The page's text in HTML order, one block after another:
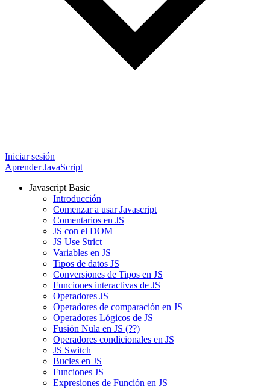
Iniciar sesión
Aprender JavaScript
Javascript Basic
Introducción
Comenzar a usar Javascript
Comentarios en JS
JS con el DOM
JS Use Strict
Variables en JS
Tipos de datos JS
Conversiones de Tipos en JS
Funciones interactivas de JS
Operadores JS
Operadores de comparación en JS
Operadores Lógicos de JS
Fusión Nula en JS (??)
Operadores condicionales en JS
JS Switch
Bucles en JS
Funciones JS
Expresiones de Función en JS